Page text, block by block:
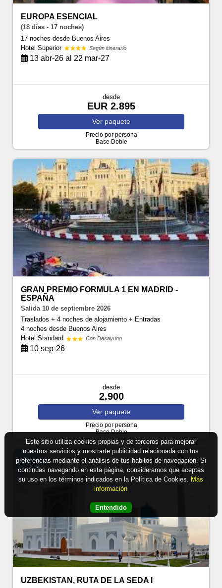
EUROPA ESENCIAL
(18 días - 17 noches)
17 nochesdesde Buenos Aires
Hotel Superior
Según itinerario
13 abr-26 al 22 mar-27
desde
EUR 2.895
Ver paquete
Precio por persona
Base Doble
GRAN PREMIO FORMULA 1 EN MADRID -
ESPAÑA
Salida 10 de septiembre 2026
Traslados + 4 noches de alojamiento + Entradas
4 nochesdesde Buenos Aires
Hotel Standard
Con Desayuno
10 sep-26
desde
2.900
Ver paquete
Precio por persona
Base Doble
UZBEKISTAN, RUTA DE LA SEDA I
Este sitio utiliza cookies propias y de terceros para mejorar
nuestros servicios y mostrarte publicidad relacionada con tus
preferencias mediante el análisis de tus hábitos de navegación. Si
continúas navegando en esta página, consideramos que aceptas
su uso en los términos indicados en la Política de Cookies. Más
información
Entendido